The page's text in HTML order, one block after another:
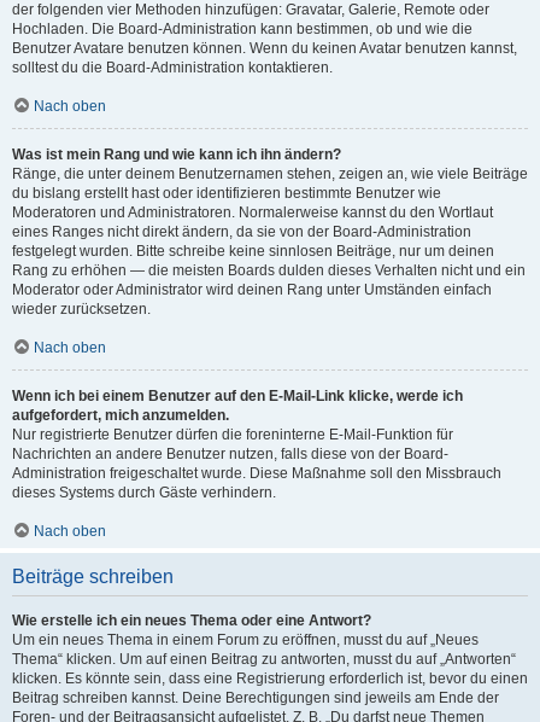
der folgenden vier Methoden hinzufügen: Gravatar, Galerie, Remote oder
Hochladen. Die Board-Administration kann bestimmen, ob und wie die
Benutzer Avatare benutzen können. Wenn du keinen Avatar benutzen kannst,
solltest du die Board-Administration kontaktieren.
Nach oben
Was ist mein Rang und wie kann ich ihn ändern?
Ränge, die unter deinem Benutzernamen stehen, zeigen an, wie viele Beiträge
du bislang erstellt hast oder identifizieren bestimmte Benutzer wie
Moderatoren und Administratoren. Normalerweise kannst du den Wortlaut
eines Ranges nicht direkt ändern, da sie von der Board-Administration
festgelegt wurden. Bitte schreibe keine sinnlosen Beiträge, nur um deinen
Rang zu erhöhen — die meisten Boards dulden dieses Verhalten nicht und ein
Moderator oder Administrator wird deinen Rang unter Umständen einfach
wieder zurücksetzen.
Nach oben
Wenn ich bei einem Benutzer auf den E-Mail-Link klicke, werde ich
aufgefordert, mich anzumelden.
Nur registrierte Benutzer dürfen die foreninterne E-Mail-Funktion für
Nachrichten an andere Benutzer nutzen, falls diese von der Board-
Administration freigeschaltet wurde. Diese Maßnahme soll den Missbrauch
dieses Systems durch Gäste verhindern.
Nach oben
Beiträge schreiben
Wie erstelle ich ein neues Thema oder eine Antwort?
Um ein neues Thema in einem Forum zu eröffnen, musst du auf „Neues
Thema“ klicken. Um auf einen Beitrag zu antworten, musst du auf „Antworten“
klicken. Es könnte sein, dass eine Registrierung erforderlich ist, bevor du einen
Beitrag schreiben kannst. Deine Berechtigungen sind jeweils am Ende der
Foren- und der Beitragsansicht aufgelistet. Z. B. „Du darfst neue Themen